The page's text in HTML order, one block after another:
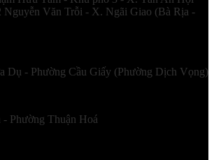
Nguyễn Văn Trỗi - X. Ngãi Giao (Bà Rịa -
Dụ - Phường Cầu Giấy (Phường Dịch Vọng)
Phường Thuận Hoá